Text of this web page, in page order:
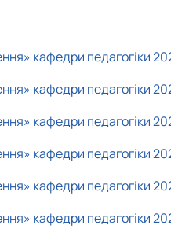
кафедри педагогіки
кафедри педагогіки
кафедри педагогіки
кафедри педагогіки
кафедри педагогіки
кафедри педагогіки